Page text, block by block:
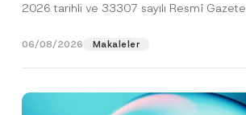
2026 tarihli ve 33307 sayılı Resmî
06/08/2026 Makaleler